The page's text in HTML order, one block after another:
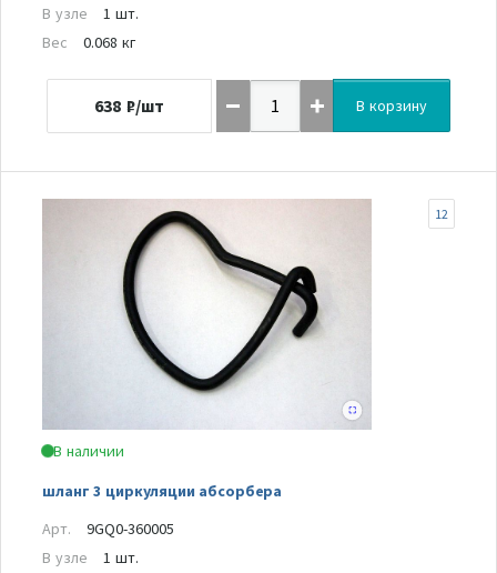
В узле
1 шт.
Вес
0.068 кг
638 ₽/шт В корзину
В наличии
шланг 3 циркуляции абсорбера
12
Арт.
9GQ0-360005
В узле
1 шт.